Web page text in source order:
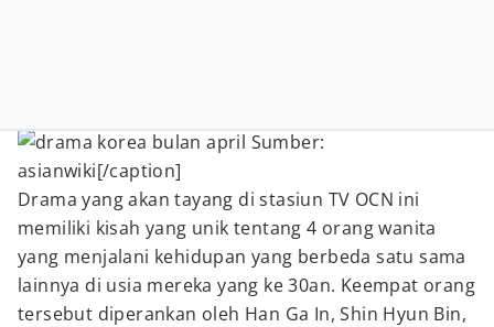
Sumber:
asianwiki[/caption]
Drama yang akan tayang di stasiun TV OCN ini
memiliki kisah yang unik tentang 4 orang wanita
yang menjalani kehidupan yang berbeda satu sama
lainnya di usia mereka yang ke 30an. Keempat orang
tersebut diperankan oleh Han Ga In, Shin Hyun Bin,